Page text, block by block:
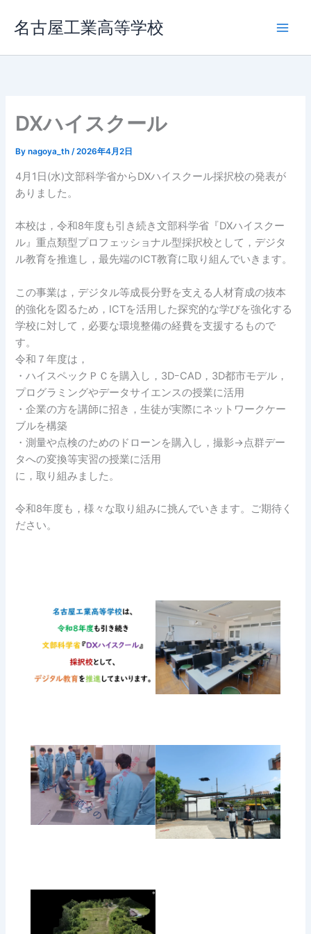
ス
名古屋工業高等学校
DXハイスクール
Bynagoya_th/2026年4月2日
4月1日(水)文部科学省からDXハイスクール採択校の発表が
ありました。
本校は，令和8年度も引き続き文部科学省『DXハイスクー
ル』重点類型プロフェッショナル型採択校として，デジタ
ル教育を推進し，最先端のICT教育に取り組んでいきます。
この事業は，デジタル等成長分野を支える人材育成の抜本
的強化を図るため，ICTを活用した探究的な学びを強化する
学校に対して，必要な環境整備の経費を支援するもので
す。
令和７年度は，
・ハイスペックＰＣを購入し，3DｰCAD，3D都市モデル，
プログラミングやデータサイエンスの授業に活用
・企業の方を講師に招き，生徒が実際にネットワークケー
ブルを構築
・測量や点検のためのドローンを購入し，撮影→点群デー
タへの変換等実習の授業に活用
に，取り組みました。
令和8年度も，様々な取り組みに挑んでいきます。ご期待く
ださい。